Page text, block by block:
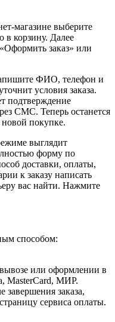
магазине выберите
в корзину. Далее
заказ» или
ФИО, телефон и
условия заказа.
подтверждение
СМС. Теперь останется
новой покупке.
выглядит
форму по
доставки, оплаты,
к заказу написать
вас найти. Нажмите
способом:
или оформлении в
MasterCard, МИР.
завершения заказа,
сервиса оплаты.